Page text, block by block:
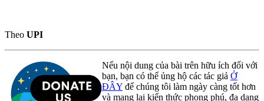
Theo UPI
Nếu nội dung của bài trên hữu ích đối với
bạn, bạn có thể ủng hộ các tác giả Ở
ĐÂY để chúng tôi làm ngày càng tốt hơn
và mang lại kiến thức phong phú, đa dạng